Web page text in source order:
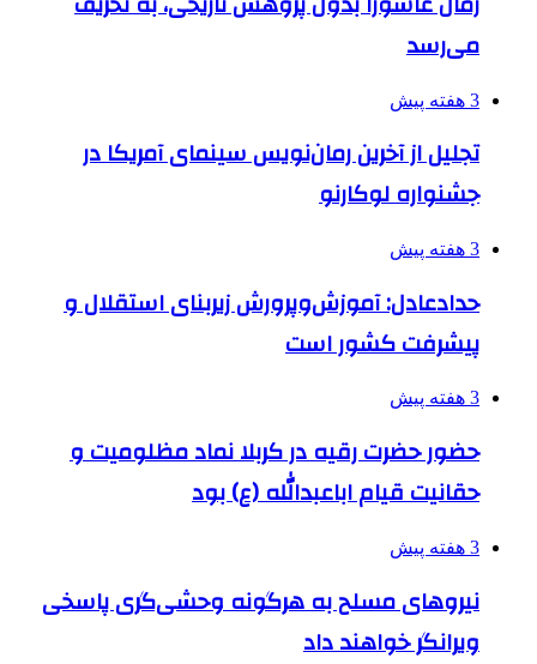
می‌رسد
3 هفته پیش
تجلیل از آخرین رمان‌نویس سینمای آمریکا در
جشنواره لوکارنو
3 هفته پیش
حدادعادل: آموزش‌وپرورش زیربنای استقلال و
پیشرفت کشور است
3 هفته پیش
حضور حضرت رقیه در کربلا نماد مظلومیت و
حقانیت قیام اباعبدالله (ع) بود
3 هفته پیش
نیروهای مسلح به هرگونه وحشی‌گری پاسخی
ویرانگر خواهند داد